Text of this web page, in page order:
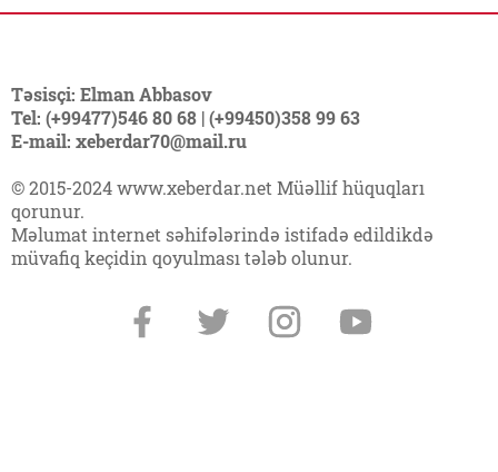
Təsisçi: Elman Abbasov
Tel: (+99477)546 80 68 | (+99450)358 99 63
E-mail: xeberdar70@mail.ru
© 2015-2024 www.xeberdar.net Müəllif hüquqları
qorunur.
Məlumat internet səhifələrində istifadə edildikdə
müvafiq keçidin qoyulması tələb olunur.